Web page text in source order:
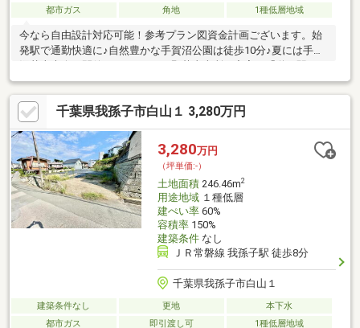
都市ガス
角地 1種低層地域
今なら自由設計対応可能！参考プラン図資金計画ございます。始
発駅で通勤快適に♪自然豊かな手賀沼公園は徒歩10分♪夏には手賀
沼花火大会が開催♪レストランや野菜直売所が充実な「道の駅しょ
うなん車で10分♪
千葉県我孫子市白山１ 3,280万円
3,280万円
（坪単価:-）
土地面積246.46m2
用途地域１種低層
建ぺい率60%
容積率150%
建築条件なし
ＪＲ常磐線 我孫子駅 徒歩8分
千葉県我孫子市白山１
建築条件なし 更地
本下水
都市ガス
即引渡し可 1種低層地域